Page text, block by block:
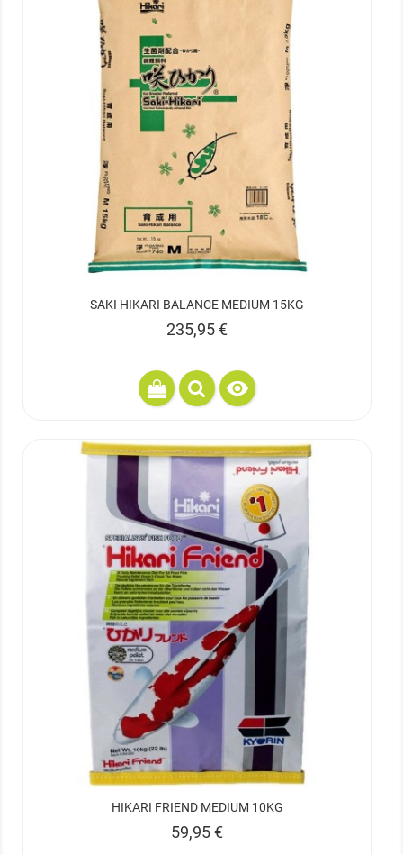
SAKI HIKARI BALANCE MEDIUM 15KG
Prix
235,95 €

HIKARI FRIEND MEDIUM 10KG
Prix
59,95 €